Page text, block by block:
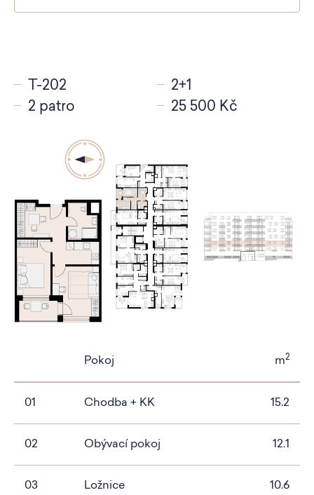
T-202
2+1
2 patro
25 500 Kč
Pokoj m2
01 Chodba + KK 15.2
02 Obývací pokoj 12.1
03 Ložnice 10.6